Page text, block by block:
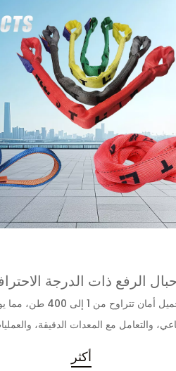
حبال الرفع ذات الدرجة
نحن نقدم خيارات تحميل
والتعامل مع المعدات الدقيقة،
أكثر